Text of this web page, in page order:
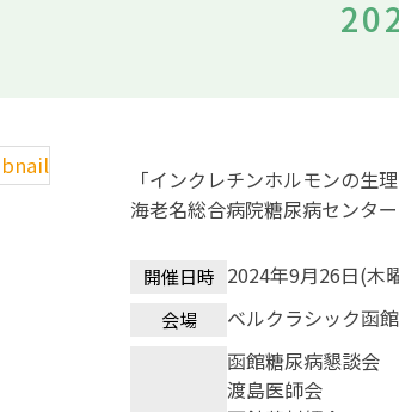
「インクレチンホルモンの生
海老名総合病院糖尿病セン
開催日時 2024年9月26日(木
会場 ベルクラシック函
函館糖尿病懇談会
渡島医師会